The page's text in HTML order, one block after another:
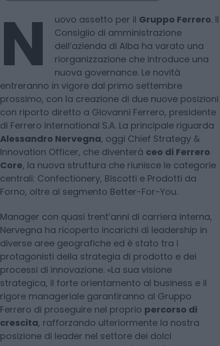
N uovo assetto per il Gruppo Ferrero. Il
Consiglio di amministrazione
dell’azienda di Alba ha varato una
riorganizzazione che introduce una
nuova governance. Le novità
entreranno in vigore dal primo settembre
prossimo, con la creazione di due nuove posizioni
con riporto diretto a Giovanni Ferrero, presidente
di Ferrero International S.A. La principale riguarda
Alessandro Nervegna, oggi Chief Strategy &
Innovation Officer, che diventerà ceo di Ferrero
Core, la nuova struttura che riunisce le categorie
centrali: Confectionery, Biscotti e Prodotti da
Forno, oltre al segmento Better-For-You.
Manager con quasi trent’anni di carriera interna,
Nervegna ha ricoperto incarichi di leadership in
diverse aree geografiche ed è stato tra i
protagonisti della strategia di prodotto e dei
processi di innovazione. «La sua visione
strategica, il forte orientamento al business e il
rigore manageriale garantiranno al Gruppo
Ferrero di proseguire nel proprio percorso di
crescita, rafforzando ulteriormente la nostra
posizione di leader nel settore dei dolci